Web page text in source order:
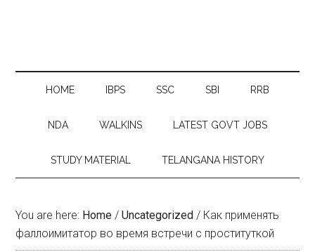
HOME IBPS SSC SBI RRB
NDA WALKINS LATEST GOVT JOBS
STUDY MATERIAL TELANGANA HISTORY
You are here: Home / Uncategorized / Как применять
фаллоимитатор во время встречи с проституткой